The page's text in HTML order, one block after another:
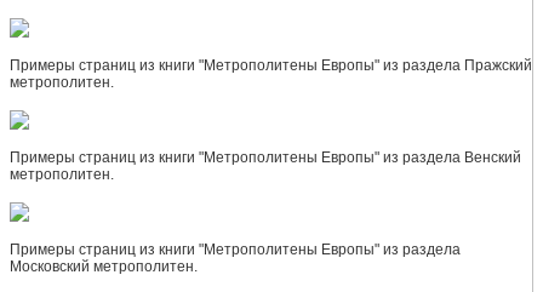
Примеры страниц из книги "Метрополитены Европы" из раздела Пражский
метрополитен.
Примеры страниц из книги "Метрополитены Европы" из раздела Венский
метрополитен.
Примеры страниц из книги "Метрополитены Европы" из раздела
Московский метрополитен.